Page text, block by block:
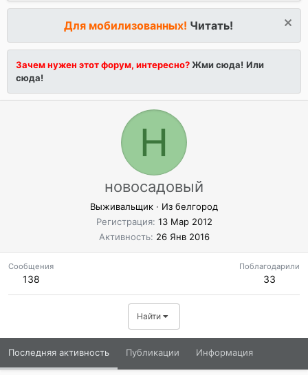
Для мобилизованных! Читать!
Зачем нужен этот форум, интересно?Жми сюда! Или
сюда!
Н
новосадовый
Выживальщик · Из белгород
Регистрация 13 Мар 2012
Активность 26 Янв 2016
Сообщения
138
Поблагодарили
33
Найти
Последняя активность Публикации Информация